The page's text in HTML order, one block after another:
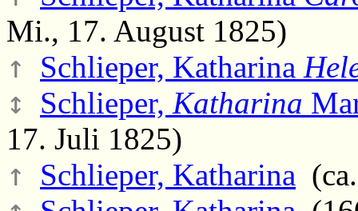
Mi., 17. August 1825)
↑ Schlieper, Katharina
↕ Schlieper, Katharina
17. Juli 1825)
↑ Schlieper, Katharina